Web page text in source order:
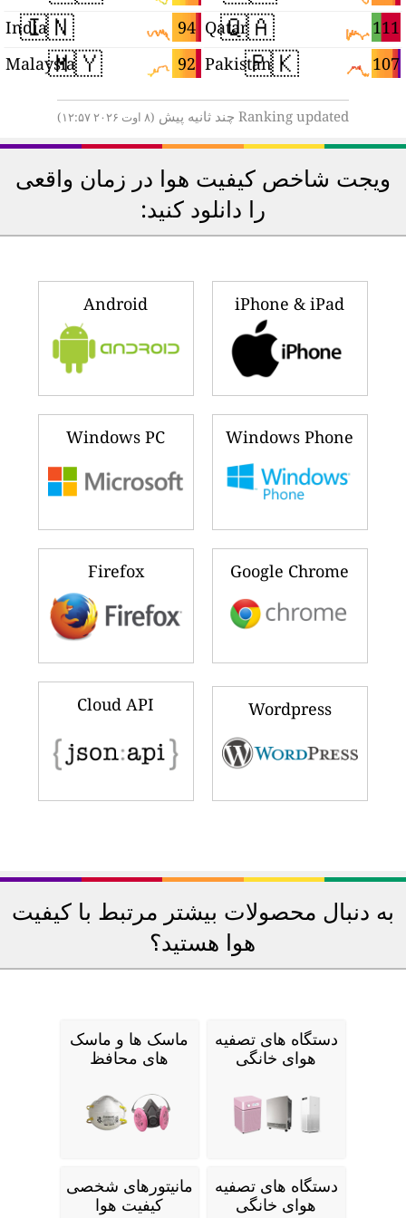
🇶🇦 111
Qatar
🇵🇰 107
Pakistan
🇮🇳 94
India
🇲🇾 92
Malaysia
Ranking updated چند ثانیه پیش
ویجت شاخص کیفیت هوا در زمان واقعی
را دانلود کنید:
iPhone & iPad
Android
Windows Phone
Windows PC
Google Chrome
Firefox
Wordpress
Cloud API
به دنبال محصولات بیشتر مرتبط با کیفیت
هوا هستید؟
دستگاه های تصفیه
هوای خانگی
ماسک ها و ماسک
های محافظ
دستگاه های تصفیه
هوای خانگی
مانیتورهای شخصی
کیفیت هوا